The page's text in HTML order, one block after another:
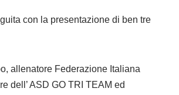
con la presentazione di ben tre
allenatore Federazione Italiana
dell’ ASD GO TRI TEAM ed